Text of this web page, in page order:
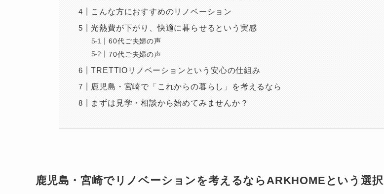
こんな方におすすめのリノベーション
光熱費が下がり、快適に暮らせるという実感
60代ご夫婦の声
70代ご夫婦の声
TRETTIOリノベーションという安心の仕組み
鹿児島・宮崎で「これからの暮らし」を考えるなら
まずは見学・相談から始めてみませんか？
鹿児島・宮崎でリノベーションを考えるならARKHOMEという選択